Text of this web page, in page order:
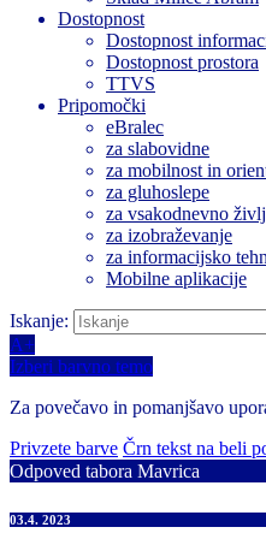
Dostopnost
Dostopnost
Dostopnost prostora
TTVS
Pripomočki
eBralec
za slabovidne
za mobilnost in
za gluhoslepe
za vsakodnevno
za izobraževanje
za informacijsko
Mobilne aplikacije
Iskanje:
A+
Izberi barvno temo
Za povečavo in pomanjšavo
Privzete barve Črn tekst na beli
Odpoved tabora Mavrica
03.4. 2023